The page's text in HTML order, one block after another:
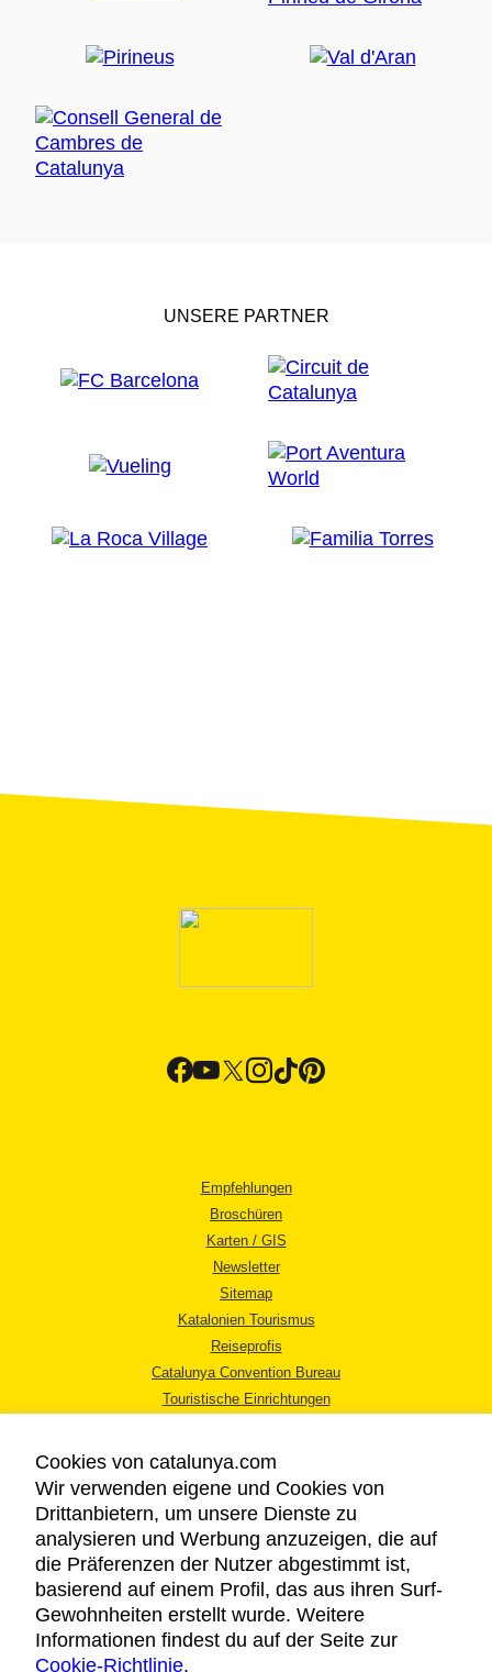
UNSERE PARTNER
Empfehlungen
Broschüren
Karten / GIS
Newsletter
Sitemap
Katalonien Tourismus
Reiseprofis
Catalunya Convention Bureau
Touristische Einrichtungen
RECHTLICHER HINWEIS
DATENSCHUTZICHTLINIE
COOKIES
BARRIEREFREIHEIT
Cookies von catalunya.com
Wir verwenden eigene und Cookies von
Drittanbietern, um unsere Dienste zu
analysieren und Werbung anzuzeigen, die auf
die Präferenzen der Nutzer abgestimmt ist,
basierend auf einem Profil, das aus ihren Surf-
Gewohnheiten erstellt wurde. Weitere
Informationen findest du auf der Seite zur
Cookie-Richtlinie.